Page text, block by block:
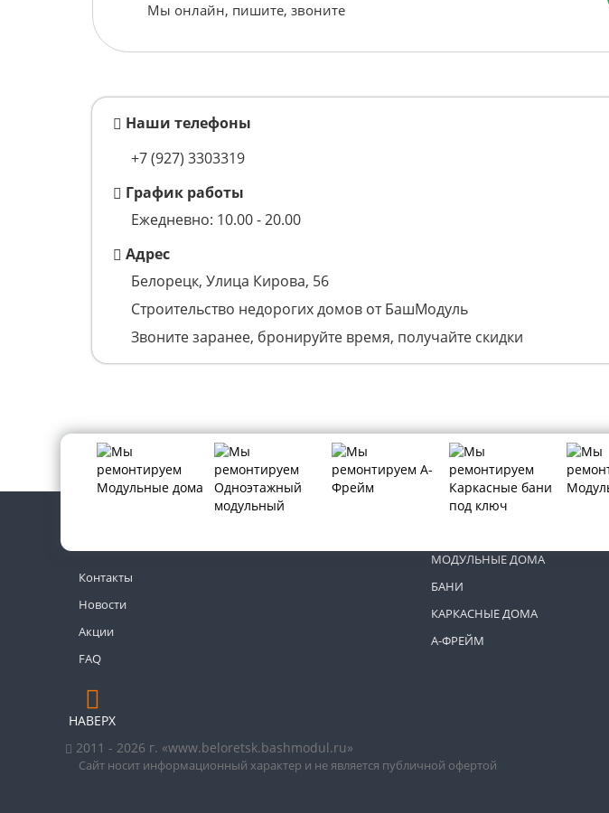
Мы онлайн, пишите, звоните
Наши телефоны
+7 (927) 3303319
График работы
Ежедневно: 10.00 - 20.00
Адрес
Белорецк, Улица Кирова, 56
Строительство недорогих домов от БашМодуль
Звоните заранее, бронируйте время, получайте скидки
Контакты
Новости
Акции
FAQ
НАВЕРХ
2011 - 2026 г. «www.beloretsk.bashmodul.ru»
МОДУЛЬНЫЕ ДОМА
БАНИ
КАРКАСНЫЕ ДОМА
А-ФРЕЙМ
Сайт носит информационный характер и не является публичной офертой